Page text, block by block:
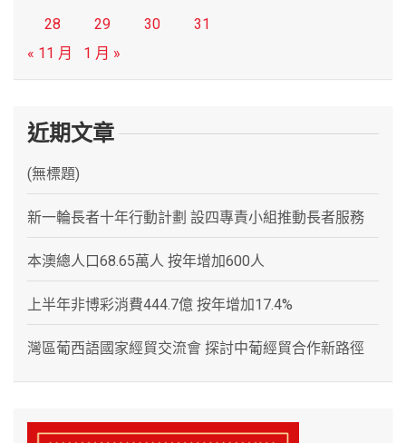
28
29 30
31
« 11 月
1 月 »
近期文章
(無標題)
新一輪長者十年行動計劃 設四專責小組推動長者服務
本澳總人口68.65萬人 按年增加600人
上半年非博彩消費444.7億 按年增加17.4%
灣區葡西語國家經貿交流會 探討中葡經貿合作新路徑